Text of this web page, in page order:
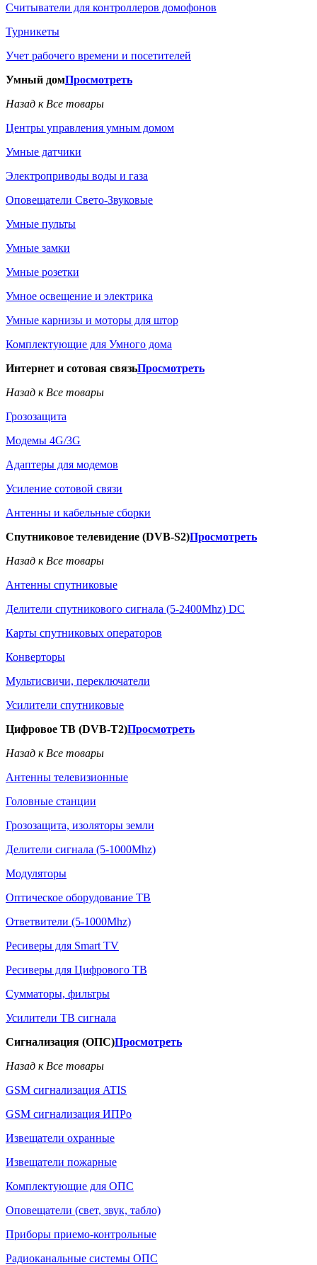
Считыватели для контроллеров домофонов
Турникеты
Учет рабочего времени и посетителей
Умный домПросмотреть
Назад к Все товары
Центры управления умным домом
Умные датчики
Электроприводы воды и газа
Оповещатели Свето-Звуковые
Умные пульты
Умные замки
Умные розетки
Умное освещение и электрика
Умные карнизы и моторы для штор
Комплектующие для Умного дома
Интернет и сотовая связьПросмотреть
Назад к Все товары
Грозозащита
Модемы 4G/3G
Адаптеры для модемов
Усиление сотовой связи
Антенны и кабельные сборки
Спутниковое телевидение (DVB-S2)Просмотреть
Назад к Все товары
Антенны спутниковые
Делители спутникового сигнала (5-2400Mhz) DC
Карты спутниковых операторов
Конверторы
Мультисвичи, переключатели
Усилители спутниковые
Цифровое ТВ (DVB-T2)Просмотреть
Назад к Все товары
Антенны телевизионные
Головные станции
Грозозащита, изоляторы земли
Делители сигнала (5-1000Mhz)
Модуляторы
Оптическое оборудование ТВ
Ответвители (5-1000Mhz)
Ресиверы для Smart TV
Ресиверы для Цифрового ТВ
Сумматоры, фильтры
Усилители ТВ сигнала
Сигнализация (ОПС)Просмотреть
Назад к Все товары
GSM сигнализация ATIS
GSM сигнализация ИПРо
Извещатели охранные
Извещатели пожарные
Комплектующие для ОПС
Оповещатели (свет, звук, табло)
Приборы приемо-контрольные
Радиоканальные системы ОПС